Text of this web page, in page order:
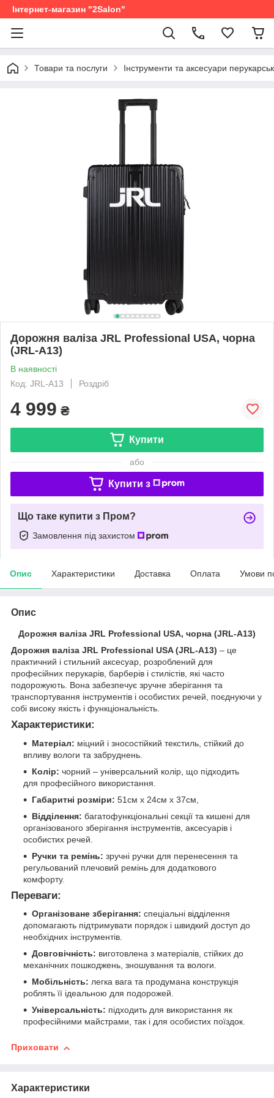
Інтернет-магазин "2Salon"
Товари та послуги Інструменти та аксесуари
Дорожня валіза JRL Professional USA, чорна
(JRL-A13)
В наявності
Код: JRL-A13
Роздріб
4 999 ₴
Купити
або
Купити з
Що таке купити з Пром?
Замовлення під захистом
Опис Характеристики Доставка Оплата Умови
Опис
Дорожня валіза JRL Professional USA, чорна (JRL-A13)
Дорожня валіза JRL Professional USA (JRL-A13) – це
практичний і стильний аксесуар, розроблений для
професійних перукарів, барберів і стилістів, які часто
подорожують. Вона забезпечує зручне зберігання та
транспортування інструментів і особистих речей, поєднуючи у
собі високу якість і функціональність.
Характеристики:
Матеріал: міцний і зносостійкий текстиль, стійкий до
впливу вологи та забруднень.
Колір: чорний – універсальний колір, що підходить
для професійного використання.
Габаритні розміри: 51см x 24см x 37см,
Відділення: багатофункціональні секції та кишені для
організованого зберігання інструментів, аксесуарів і
особистих речей.
Ручки та ремінь: зручні ручки для перенесення та
регульований плечовий ремінь для додаткового
комфорту.
Переваги:
Організоване зберігання: спеціальні відділення
допомагають підтримувати порядок і швидкий доступ до
необхідних інструментів.
Довговічність: виготовлена з матеріалів, стійких до
механічних пошкоджень, зношування та вологи.
Мобільність: легка вага та продумана конструкція
роблять її ідеальною для подорожей.
Універсальність: підходить для використання як
професійними майстрами, так і для особистих поїздок.
Приховати
Характеристики